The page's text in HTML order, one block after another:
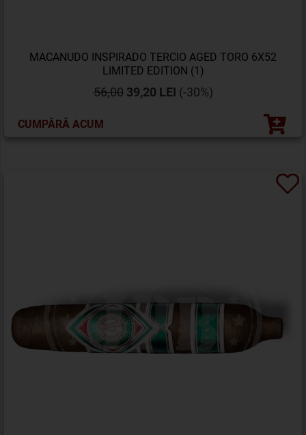
MACANUDO INSPIRADO TERCIO AGED TORO 6X52
LIMITED EDITION (1)
56,00 39,20 LEI (-30%)
CUMPĂRĂ ACUM